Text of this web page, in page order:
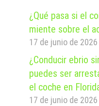
¿Qué pasa si el
miente sobre el
17 de junio de 2026
¿Conducir ebrio
puedes ser
el coche en
17 de junio de 2026